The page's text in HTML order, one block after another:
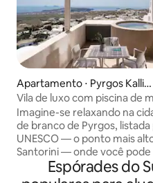
Apartamento ⋅ Pyrgos Kallis
tis
Vila de luxo com piscina de
aquecida e vista panorâmica
Imagine-se relaxando na
de branco de Pyrgos, listada
UNESCO — o ponto mais
Santorini — onde você pode
pôr do sol atrás de um
taça de vinho na mão depois
Espórades do